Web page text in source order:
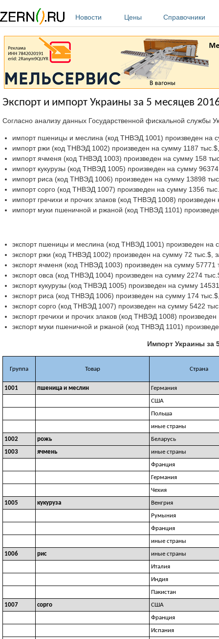
Новости
Цены Справочники
Экспорт и импорт Украины за 5 месяцев
Согласно анализу данных Государственной фискальной службы
импорт пшеницы и меслина (код ТНВЭД 1001) произведен на
импорт ржи (код ТНВЭД 1002) произведен на сумму 1187
импорт ячменя (код ТНВЭД 1003) произведен на сумму 158
импорт кукурузы (код ТНВЭД 1005) произведен на сумму
импорт риса (код ТНВЭД 1006) произведен на сумму 13898
импорт сорго (код ТНВЭД 1007) произведен на сумму 1356
импорт гречихи и прочих злаков (код ТНВЭД 1008)
импорт муки пшеничной и ржаной (код ТНВЭД 1101)
экспорт пшеницы и меслина (код ТНВЭД 1001) произведен на
экспорт ржи (код ТНВЭД 1002) произведен на сумму 72 тыс.$,
экспорт ячменя (код ТНВЭД 1003) произведен на сумму 57771
экспорт овса (код ТНВЭД 1004) произведен на сумму 2274
экспорт кукурузы (код ТНВЭД 1005) произведен на сумму
экспорт риса (код ТНВЭД 1006) произведен на сумму 174
экспорт сорго (код ТНВЭД 1007) произведен на сумму 5422
экспорт гречихи и прочих злаков (код ТНВЭД 1008)
экспорт муки пшеничной и ржаной (код ТНВЭД 1101)
Импорт Украины за
Группа Товар Страна
1001 пшеница и меслин
Германия
США
Польша
иные страны
1002
рожь
Беларусь
1003
ячмень
иные страны
Франция
Германия
Чехия
1005
кукуруза
Венгрия
Румыния
Франция
иные страны
1006
рис
иные страны
Италия
Индия
Пакистан
1007
сорго
США
Франция
Испания